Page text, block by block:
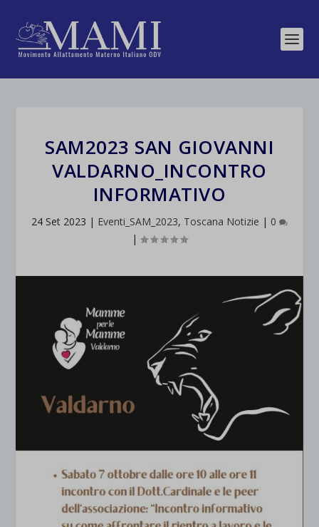
SAM2023 SAN GIOVANNI
VALDARNO_INCONTRO
INFORMATIVO
24 Set 2023 | Eventi_SAM_2023, Toscana Notizie | 0
|